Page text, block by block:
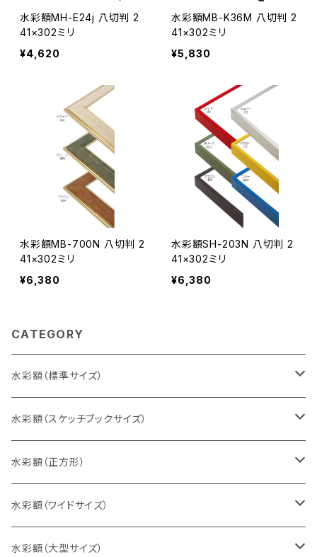
水彩額MH-E24j 八切判 2
41×302ミリ
¥4,620
水彩額MB-K36M 八切判 2
41×302ミリ
¥5,830
水彩額MB-700N 八切判 2
41×302ミリ
¥6,380
水彩額SH-203N 八切判 2
41×302ミリ
¥6,380
CATEGORY
水彩額（標準サイズ）
インチ判（203×254ミリ）
八切判（242×303ミリ）
太子判（288×379ミリ）
四切判（348×424ミリ）
水彩額（スケッチブックサイズ）
スケッチ4Ｆ（352×443ミリ）
スケッチ6Ｆ（458×550ミリ）
スケッチ8Ｆ（520×595ミリ）
水彩額（正方形）
10cm正方形（100×100ミリ）
15cm正方形（150×150ミリ）
水彩額（ワイドサイズ）
15×30cm
水彩額（大型サイズ）